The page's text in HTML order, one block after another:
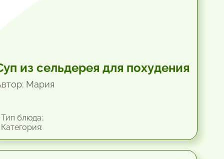
из сельдерея для похудения
Мария
блюда: